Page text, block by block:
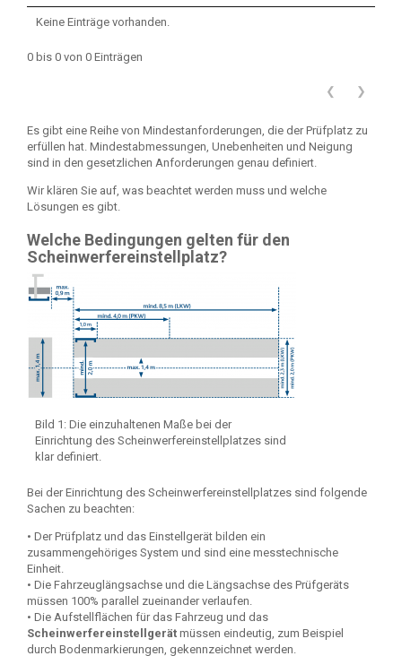
Keine Einträge vorhanden.
0 bis 0 von 0 Einträgen
❮ ❯
Es gibt eine Reihe von Mindestanforderungen, die der Prüfplatz zu
erfüllen hat. Mindestabmessungen, Unebenheiten und Neigung
sind in den gesetzlichen Anforderungen genau definiert.
Wir klären Sie auf, was beachtet werden muss und welche
Lösungen es gibt.
Welche Bedingungen gelten für den
Scheinwerfereinstellplatz?
Bild 1: Die einzuhaltenen Maße bei der
Einrichtung des Scheinwerfereinstellplatzes sind
klar definiert.
Bei der Einrichtung des Scheinwerfereinstellplatzes sind folgende
Sachen zu beachten:
• Der Prüfplatz und das Einstellgerät bilden ein
zusammengehöriges System und sind eine messtechnische
Einheit.
• Die Fahrzeuglängsachse und die Längsachse des Prüfgeräts
müssen 100% parallel zueinander verlaufen.
• Die Aufstellflächen für das Fahrzeug und das
Scheinwerfereinstellgerät müssen eindeutig, zum Beispiel
durch Bodenmarkierungen, gekennzeichnet werden.